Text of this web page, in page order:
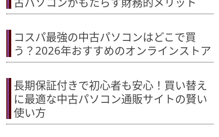
コスパ最強の中古パソコンはどこで買
う？2026年おすすめのオンラインストア
長期保証付きで初心者も安心！買い替え
に最適な中古パソコン通販サイトの賢い
使い方